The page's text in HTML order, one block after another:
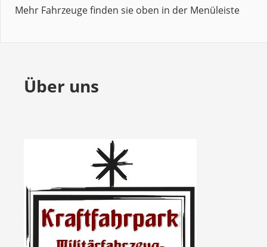
Mehr Fahrzeuge finden sie oben in der Menüleiste
Über uns